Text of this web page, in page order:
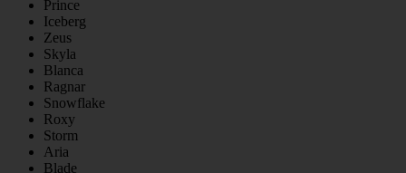
Prince
Iceberg
Zeus
Skyla
Blanca
Ragnar
Snowflake
Roxy
Storm
Aria
Blade